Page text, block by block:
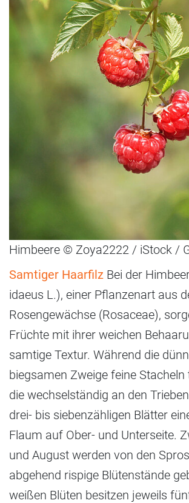
Himbeere © Zoya2222 / iStock /
Samtiger Haarfilz Bei der
idaeus L.), einer Pflanzenart aus
Rosengewächse (Rosaceae),
Früchte mit ihrer weichen
samtige Textur. Während die
biegsamen Zweige feine Stacheln
die wechselständig an den
drei- bis siebenzähligen Blätter
Flaum auf Ober- und Unterseite.
und August werden von den
abgehend rispige Blütenstände
weißen Blüten besitzen jeweils